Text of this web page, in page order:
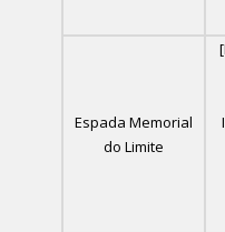
Espada Memorial
do Limite